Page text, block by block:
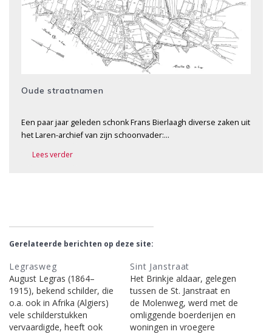
Oude straatnamen
Een paar jaar geleden schonk Frans Bierlaagh diverse zaken uit
het Laren-archief van zijn schoonvader:…
Lees verder
Gerelateerde berichten op deze site:
Legrasweg
August Legras (1864–
1915), bekend schilder, die
o.a. ook in Afrika (Algiers)
vele schilderstukken
vervaardigde, heeft ook
Sint Janstraat
Het Brinkje aldaar, gelegen
tussen de St. Janstraat en
de Molenweg, werd met de
omliggende boerderijen en
woningen in vroegere